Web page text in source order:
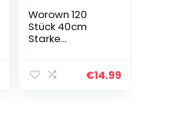
Worown 120
Stück 40cm
Starke
n, Holz-
€14.99